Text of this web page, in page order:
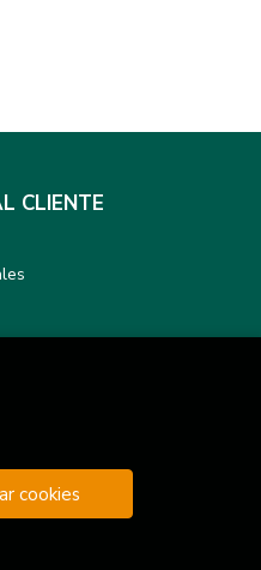
CLIENTE
cookies